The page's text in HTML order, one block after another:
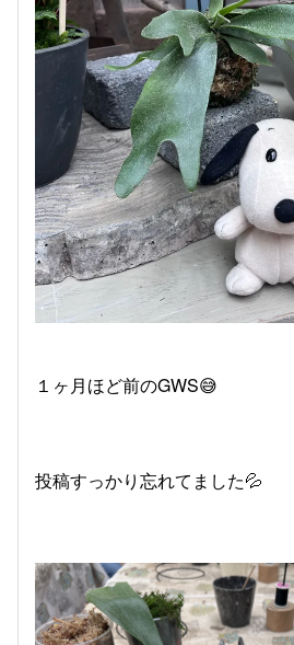
１ヶ月ほど前のGWS😅
投稿すっかり忘れてました💦